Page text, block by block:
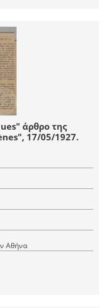
άρθρο της
17/05/1927.
Αθήνα